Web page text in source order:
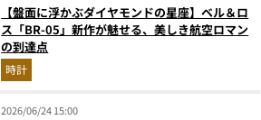
【盤面に浮かぶダイヤモンドの星座】ベル＆ロ
ス「BR-05」新作が魅せる、美しき航空ロマン
の到達点
時計
2026/06/24 15:00